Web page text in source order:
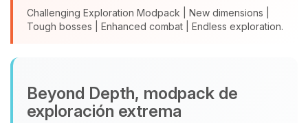
Challenging Exploration Modpack | New dimensions |
Tough bosses | Enhanced combat | Endless exploration.
Beyond Depth, modpack de
exploración extrema
Yupi, por fin alguien con quien
hablar! Soy Choupy, tu pequeno
asistente de BoxToPlay. Cuentame